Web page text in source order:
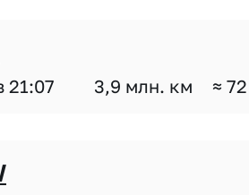
21:07 3,9 млн. км ≈